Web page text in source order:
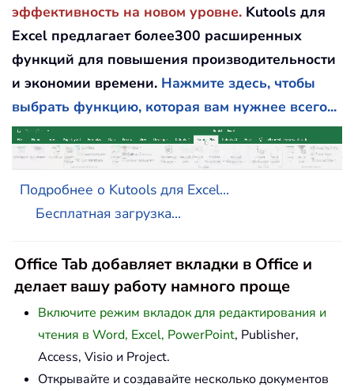
эффективность на новом уровне. Kutools для
Excel предлагает более300 расширенных
функций для повышения производительности
и экономии времени. Нажмите здесь, чтобы
выбрать функцию, которая вам нужнее всего...
Подробнее о Kutools для Excel...
Бесплатная загрузка...
Office Tab добавляет вкладки в Office и
делает вашу работу намного проще
Включите режим вкладок для редактирования и
чтения в Word, Excel, PowerPoint, Publisher,
Access, Visio и Project.
Открывайте и создавайте несколько документов